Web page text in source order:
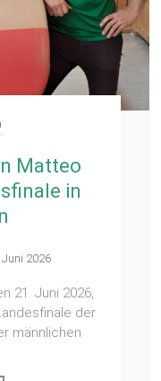
Matteo
in
Juni 2026
21. Juni 2026,
der
männlichen